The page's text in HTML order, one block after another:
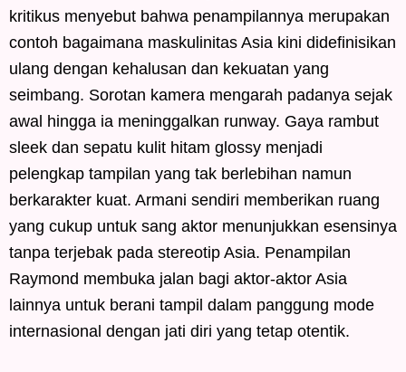
kritikus menyebut bahwa penampilannya merupakan
contoh bagaimana maskulinitas Asia kini didefinisikan
ulang dengan kehalusan dan kekuatan yang
seimbang. Sorotan kamera mengarah padanya sejak
awal hingga ia meninggalkan runway. Gaya rambut
sleek dan sepatu kulit hitam glossy menjadi
pelengkap tampilan yang tak berlebihan namun
berkarakter kuat. Armani sendiri memberikan ruang
yang cukup untuk sang aktor menunjukkan esensinya
tanpa terjebak pada stereotip Asia. Penampilan
Raymond membuka jalan bagi aktor-aktor Asia
lainnya untuk berani tampil dalam panggung mode
internasional dengan jati diri yang tetap otentik.